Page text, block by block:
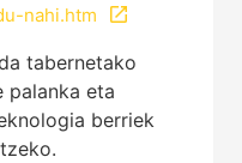
nahi.htm
tabernetako
palanka eta
berriek